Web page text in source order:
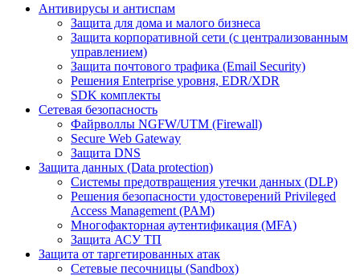
Антивирусы и антиспам
Защита для дома и малого бизнеса
Защита корпоративной сети (с централизованным
управлением)
Защита почтового трафика (Email Security)
Решения Enterprise уровня, EDR/XDR
SDK комплекты
Сетевая безопасность
Файрволлы NGFW/UTM (Firewall)
Secure Web Gateway
Защита DNS
Защита данных (Data protection)
Системы предотвращения утечки данных (DLP)
Решения безопасности удостоверений Privileged
Access Management (PAM)
Многофакторная аутентификация (MFA)
Защита АСУ ТП
Защита от таргетированных атак
Сетевые песочницы (Sandbox)